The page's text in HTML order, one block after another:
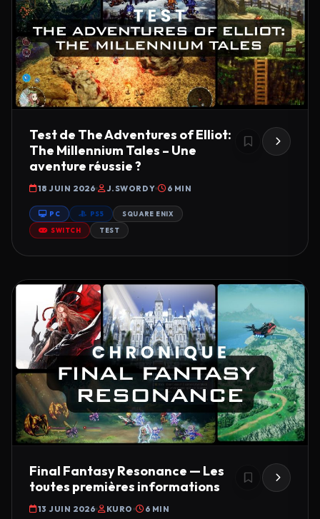
Test de The Adventures of Elliot:
The Millennium Tales – Une
aventure réussie ?
18 JUIN 2026 J.SWORDY 6 MIN
PC PS5 SQUARE ENIX
SWITCH TEST
Final Fantasy Resonance — Les
toutes premières informations
13 JUIN 2026 KURO 6 MIN